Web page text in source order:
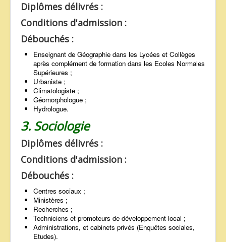
Diplômes délivrés :
Conditions d'admission :
Débouchés :
Enseignant de Géographie dans les Lycées et Collèges
après complément de formation dans les Ecoles Normales
Supérieures ;
Urbaniste ;
Climatologiste ;
Géomorphologue ;
Hydrologue.
3. Sociologie
Diplômes délivrés :
Conditions d'admission :
Débouchés :
Centres sociaux ;
Ministères ;
Recherches ;
Techniciens et promoteurs de développement local ;
Administrations, et cabinets privés (Enquêtes sociales,
Etudes).